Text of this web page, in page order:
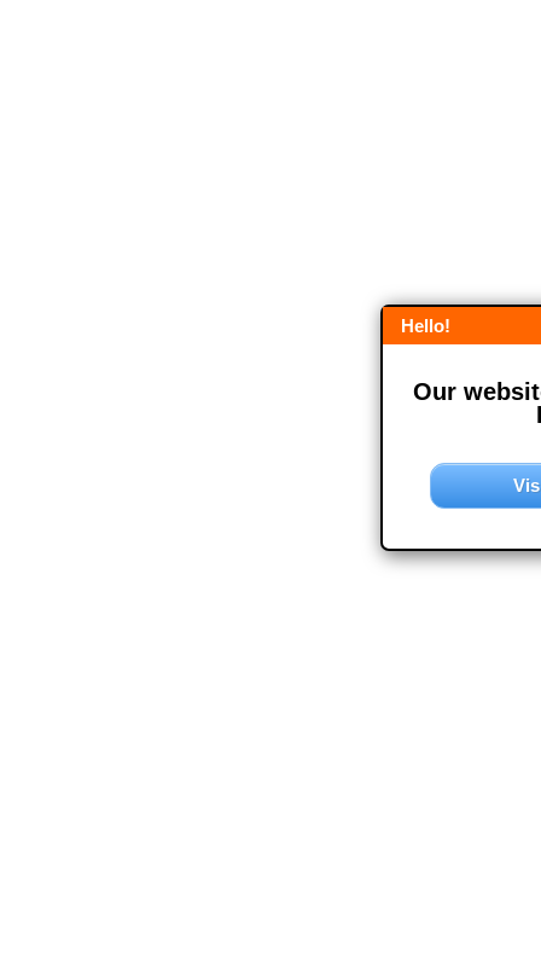
Hello!
Our